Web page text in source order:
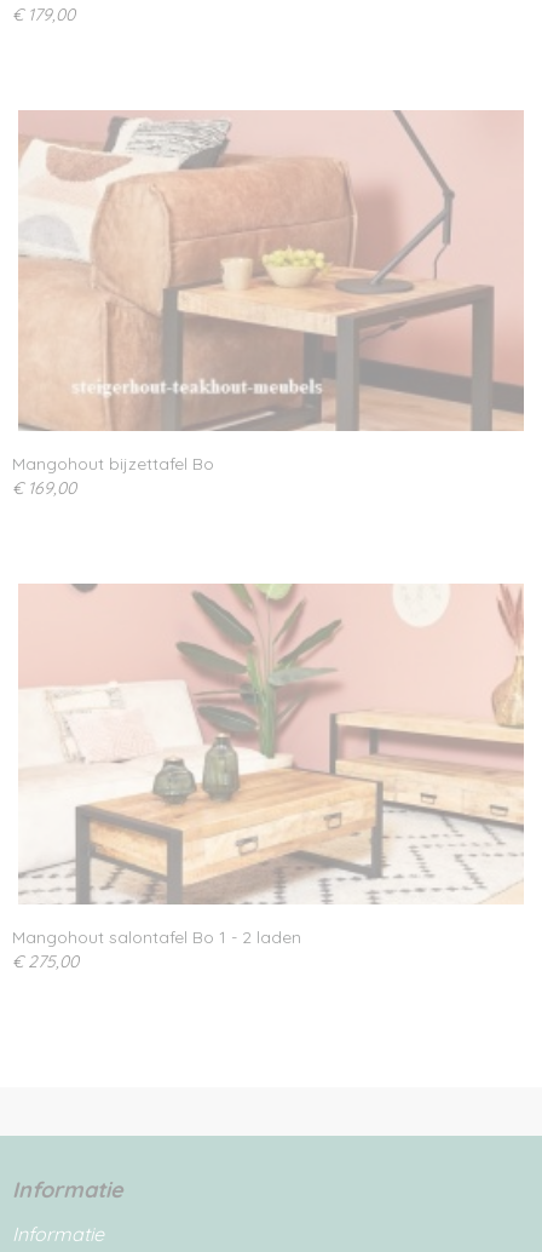
€ 179,00
Mangohout bijzettafel Bo
€ 169,00
Mangohout salontafel Bo 1 - 2 laden
€ 275,00
Informatie
Informatie